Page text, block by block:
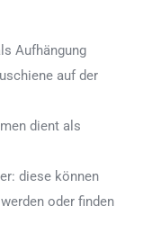
Aufhängung
auf der
dient als
diese können
oder finden